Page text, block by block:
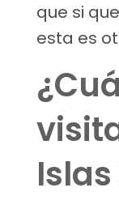
que si
esta es